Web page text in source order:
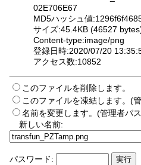
02E706E67
MD5ハッシュ値
サイズ:45.4KB (46527
Content-type:image/png
登録日時:2020/07/20
アクセス数:10852
このファイルを削除します。
このファイルを凍結します。(
名前を変更します。(管理者パ
新しい名前:
パスワード: